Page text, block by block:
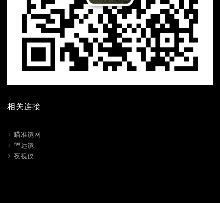
相关连接
瞄准镜网
望远镜
夜视仪